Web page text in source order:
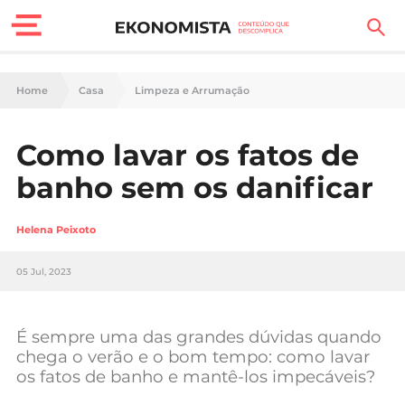
Finanças Pessoais
Carreira
Tecnologia
Negócios
Home Casa Limpeza e Arrumação
Como lavar os fatos de
banho sem os danificar
Helena Peixoto
05 Jul, 2023
É sempre uma das grandes dúvidas quando
chega o verão e o bom tempo: como lavar
os fatos de banho e mantê-los impecáveis?